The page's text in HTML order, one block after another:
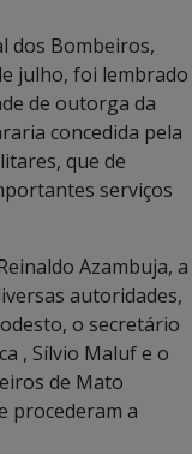
dos Bombeiros,
julho, foi lembrado
de outorga da
concedida pela
que de
serviços
Azambuja, a
autoridades,
o secretário
, Sílvio Maluf e o
de Mato
procederam a